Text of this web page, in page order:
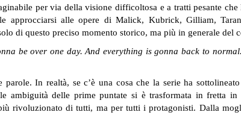
per via della visione difficoltosa e a tratti pesante
approcciarsi alle opere di Malick, Kubrick, Gilliam,
di questo preciso momento storico, ma più in generale del
be over one day. And everything is gonna back to
parole. In realtà, se c’è una cosa che la serie ha
ambiguità delle prime puntate si è trasformata in fretta
rivoluzionato di tutti, ma per tutti i protagonisti. Dalla